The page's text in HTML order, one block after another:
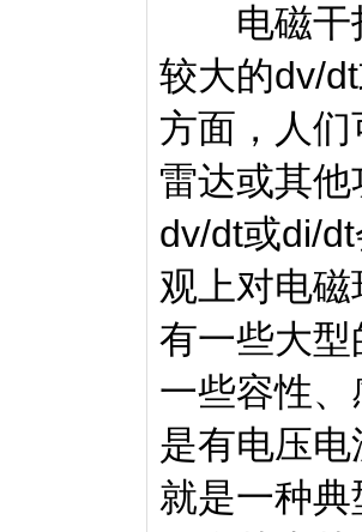
电磁干扰
较大的dv/
方面，人
雷达或其
dv/dt或di/
观上对电
有一些大
一些容性
是有电压
就是一种